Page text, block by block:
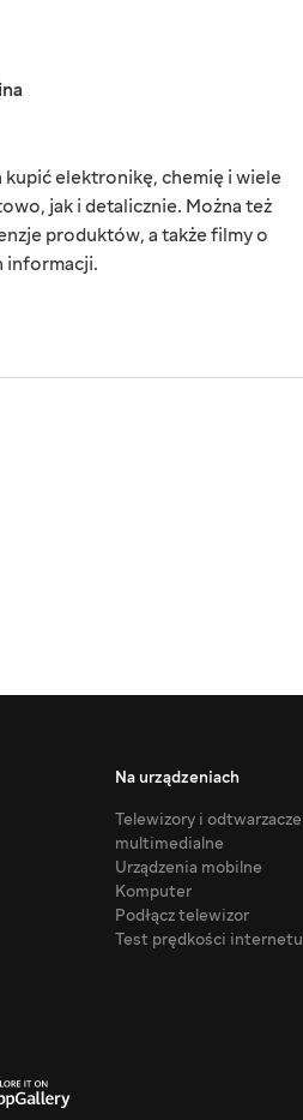
kupić elektronikę, chemię i wiele
jak i detalicznie. Można też
produktów, a także filmy o
informacji.
Na urządzeniach
Telewizory i odtwarzacze
multimedialne
Urządzenia mobilne
Komputer
Podłącz telewizor
Test prędkości internetu